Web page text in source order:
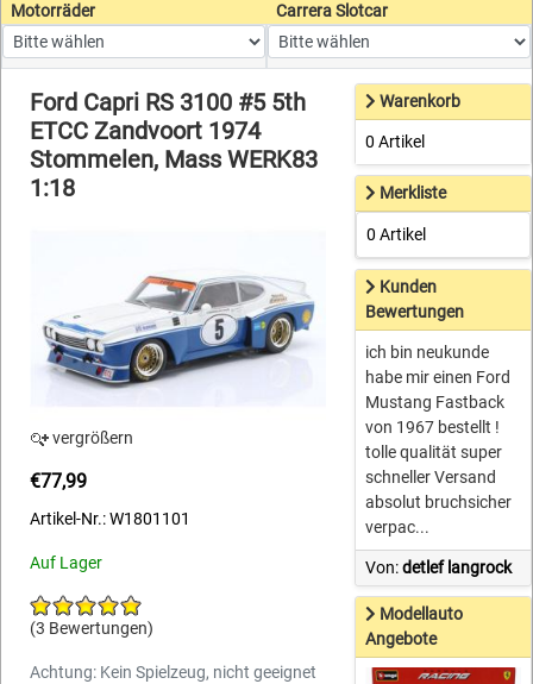
Motorräder Carrera Slotcar
Ford Capri RS 3100 #5 5th
ETCC Zandvoort 1974
Stommelen, Mass WERK83
1:18
vergrößern
€77,99
Artikel-Nr.: W1801101
Auf Lager
(3 Bewertungen)
Achtung: Kein Spielzeug, nicht geeignet
Warenkorb
0 Artikel
Merkliste
0 Artikel
Kunden
Bewertungen
ich bin neukunde
habe mir einen Ford
Mustang Fastback
von 1967 bestellt !
tolle qualität super
schneller Versand
absolut bruchsicher
verpac...
Von:detlef langrock
Modellauto
Angebote